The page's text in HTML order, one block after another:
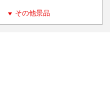
その他景品